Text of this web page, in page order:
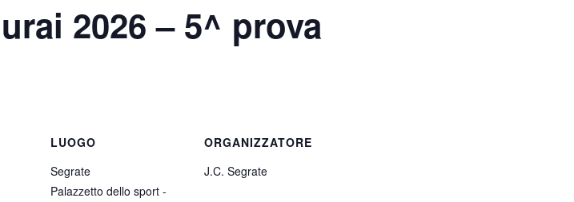
2026 – 5^ prova
LUOGO
Segrate
Palazzetto dello sport -
ORGANIZZATORE
J.C. Segrate